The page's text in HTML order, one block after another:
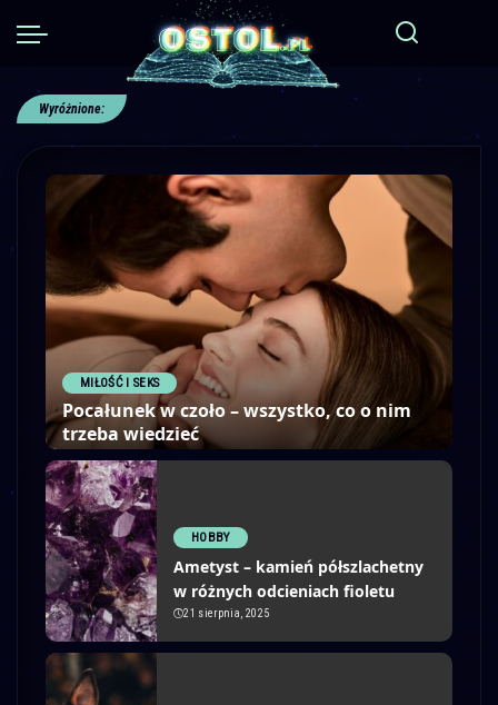
Wyróżnione:
MIŁOŚĆ I SEKS
Pocałunek w czoło – wszystko, co o nim
trzeba wiedzieć
HOBBY
Ametyst – kamień półszlachetny
w różnych odcieniach fioletu
21 sierpnia, 2025